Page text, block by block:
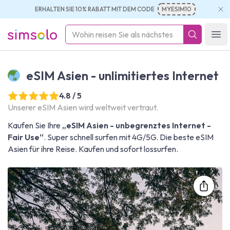
ERHALTEN SIE 10% RABATT MIT DEM CODE MYESIM10
simsolo
eSIM Asien - unlimitiertes Internet
4.8 / 5
Unserer eSIM Asien wird weltweit vertraut.
Kaufen Sie Ihre „eSIM Asien - unbegrenztes Internet -
Fair Use“. Super schnell surfen mit 4G/5G. Die beste eSIM
Asien für ihre Reise. Kaufen und sofort lossurfen.